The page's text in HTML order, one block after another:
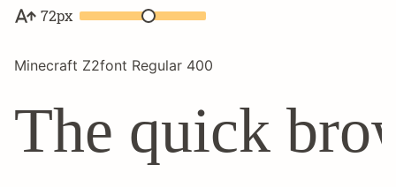
72px
Minecraft Z2font Regular 400
The quick